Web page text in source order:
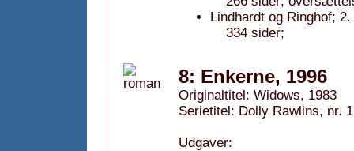
Lindhardt og Ringhof;
334 sider;
8: Enkerne, 1996
Originaltitel: Widows, 1983
Serietitel: Dolly Rawlins, nr. 1
Udgaver: